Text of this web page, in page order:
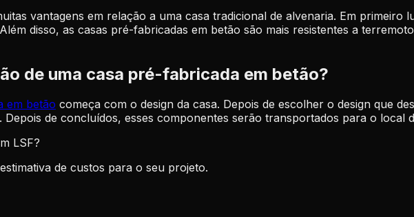
vantagens em relação a uma casa tradicional de alvenaria. Em primeiro
disso, as casas pré-fabricadas em betão são mais resistentes a
de uma casa pré-fabricada em betão?
em betão começa com o design da casa. Depois de escolher o design que
Depois de concluídos, esses componentes serão transportados para o
LSF?
de custos para o seu projeto.